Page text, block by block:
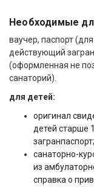
Необходимые
ваучер, паспорт
действующий
(оформленная не
санаторий).
для детей:
оригинал
детей старше
загранпаспорт;
санаторно-
из
справка о